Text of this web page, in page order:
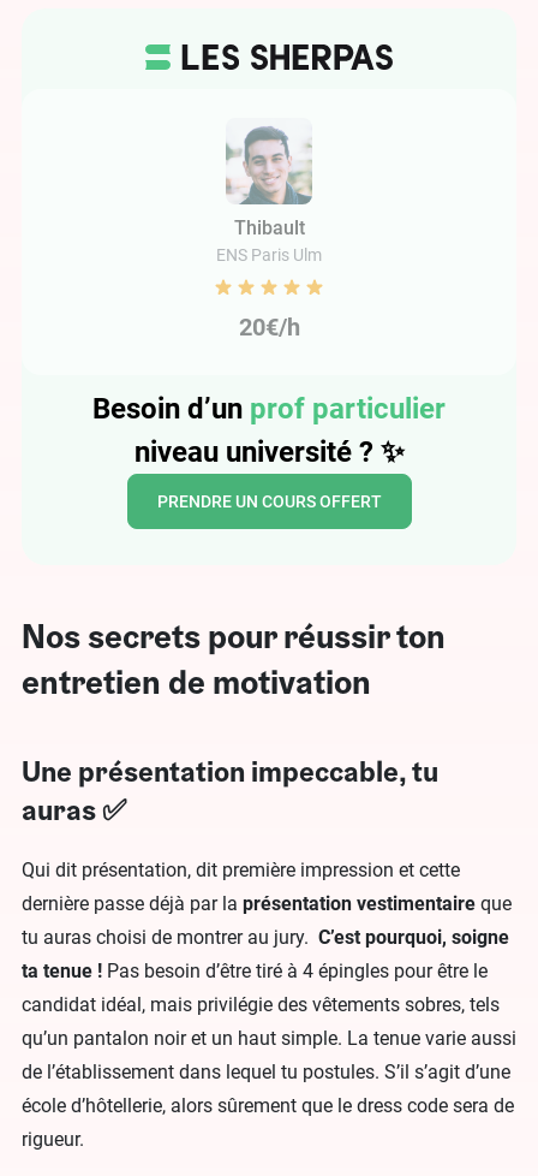
Thibault
ENS Paris Ulm
20€/h
Besoin d’un prof particulier
niveau université ? ✨
PRENDRE UN COURS OFFERT
Nos secrets pour réussir ton
entretien de motivation
Une présentation impeccable, tu
auras ✅
Qui dit présentation, dit première impression et cette
dernière passe déjà par la présentation vestimentaire que
tu auras choisi de montrer au jury. C’est pourquoi, soigne
ta tenue ! Pas besoin d’être tiré à 4 épingles pour être le
candidat idéal, mais privilégie des vêtements sobres, tels
qu’un pantalon noir et un haut simple. La tenue varie aussi
de l’établissement dans lequel tu postules. S’il s’agit d’une
école d’hôtellerie, alors sûrement que le dress code sera de
rigueur.